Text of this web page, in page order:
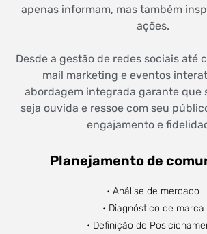
apenas informam, mas também
ações.
Desde a gestão de redes sociais até
mail marketing e eventos
abordagem integrada garante que
seja ouvida e ressoe com seu
engajamento e
Planejamento de
• Análise de mercado
• Diagnóstico de marca
• Definição de